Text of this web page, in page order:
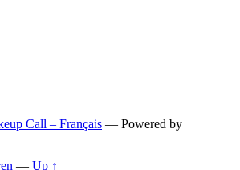
Call – Français — Powered by
— Up ↑